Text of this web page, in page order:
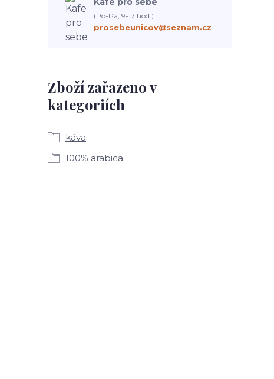
Zboží zařazeno v
kategoriích
káva
100% arabica
(Po-Pá, 9-17 hod.)
prosebeunicov@seznam.cz